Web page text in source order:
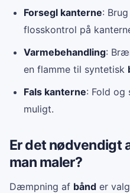
Forsegl kanterne:
flosskontrol på
Varmebehandling:
en flamme til syntetisk
Fals kanterne: Fold og
muligt.
Er det nødvendigt
man maler?
Dæmpning af bånd er